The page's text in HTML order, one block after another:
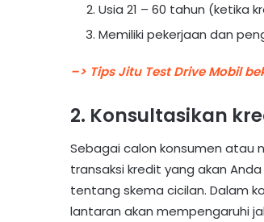
Usia 21 – 60 tahun (ketika
Memiliki pekerjaan dan
–> Tips Jitu Test Drive Mobil
2. Konsultasikan
Sebagai calon konsumen atau
transaksi kredit yang akan
tentang skema cicilan. Dalam
lantaran akan mempengaruhi